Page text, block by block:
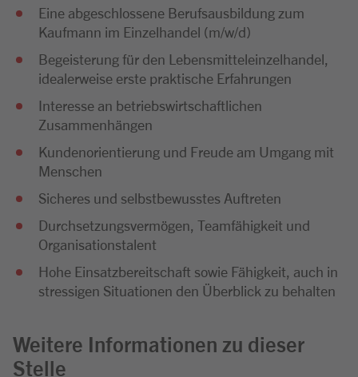
Eine abgeschlossene Berufsausbildung zum
Kaufmann im Einzelhandel (m/w/d)
Begeisterung für den Lebensmitteleinzelhandel,
idealerweise erste praktische Erfahrungen
Interesse an betriebswirtschaftlichen
Zusammenhängen
Kundenorientierung und Freude am Umgang mit
Menschen
Sicheres und selbstbewusstes Auftreten
Durchsetzungsvermögen, Teamfähigkeit und
Organisationstalent
Hohe Einsatzbereitschaft sowie Fähigkeit, auch in
stressigen Situationen den Überblick zu behalten
Weitere Informationen zu dieser
Stelle